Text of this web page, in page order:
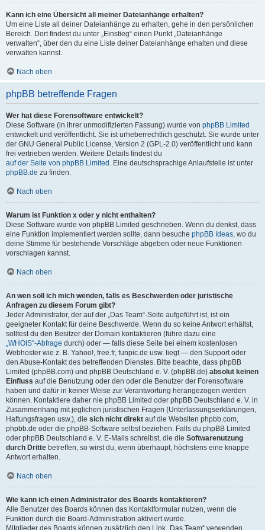
Kann ich eine Übersicht all meiner Dateianhänge erhalten?
Um eine Liste all deiner Dateianhänge zu erhalten, gehe in den persönlichen
Bereich. Dort findest du unter „Einstieg“ einen Punkt „Dateianhänge
verwalten“, über den du eine Liste deiner Dateianhänge erhalten und diese
verwalten kannst.
Nach oben
phpBB betreffende Fragen
Wer hat diese Forensoftware entwickelt?
Diese Software (in ihrer unmodifizierten Fassung) wurde von phpBB Limited
entwickelt und veröffentlicht. Sie ist urheberrechtlich geschützt. Sie wurde unter
der GNU General Public License, Version 2 (GPL-2.0) veröffentlicht und kann
frei vertrieben werden. Weitere Details findest du
auf der Seite von phpBB Limited . Eine deutschsprachige Anlaufstelle ist unter
phpBB.de zu finden.
Nach oben
Warum ist Funktion x oder y nicht enthalten?
Diese Software wurde von phpBB Limited geschrieben. Wenn du denkst, dass
eine Funktion implementiert werden sollte, dann besuche phpBB Ideas, wo du
deine Stimme für bestehende Vorschläge abgeben oder neue Funktionen
vorschlagen kannst.
Nach oben
An wen soll ich mich wenden, falls es Beschwerden oder juristische
Anfragen zu diesem Forum gibt?
Jeder Administrator, der auf der „Das Team“-Seite aufgeführt ist, ist ein
geeigneter Kontakt für deine Beschwerde. Wenn du so keine Antwort erhältst,
solltest du den Besitzer der Domain kontaktieren (führe dazu eine
„WHOIS“-Abfrage durch) oder — falls diese Seite bei einem kostenlosen
Webhoster wie z. B. Yahoo!, free.fr, funpic.de usw. liegt — den Support oder
den Abuse-Kontakt des betreffenden Dienstes. Bitte beachte, dass phpBB
Limited (phpBB.com) und phpBB Deutschland e. V. (phpBB.de) absolut keinen
Einfluss auf die Benutzung oder den oder die Benutzer der Forensoftware
haben und dafür in keiner Weise zur Verantwortung herangezogen werden
können. Kontaktiere daher nie phpBB Limited oder phpBB Deutschland e. V. in
Zusammenhang mit jeglichen juristischen Fragen (Unterlassungserklärungen,
Haftungsfragen usw.), die sich nicht direkt auf die Websiten phpbb.com,
phpbb.de oder die phpBB-Software selbst beziehen. Falls du phpBB Limited
oder phpBB Deutschland e. V. E-Mails schreibst, die die Softwarenutzung
durch Dritte betreffen, so wirst du, wenn überhaupt, höchstens eine knappe
Antwort erhalten.
Nach oben
Wie kann ich einen Administrator des Boards kontaktieren?
Alle Benutzer des Boards können das Kontaktformular nutzen, wenn die
Funktion durch die Board-Administration aktiviert wurde.
Mitglieder des Boards können zusätzlich den Link „Das Team“ verwenden.